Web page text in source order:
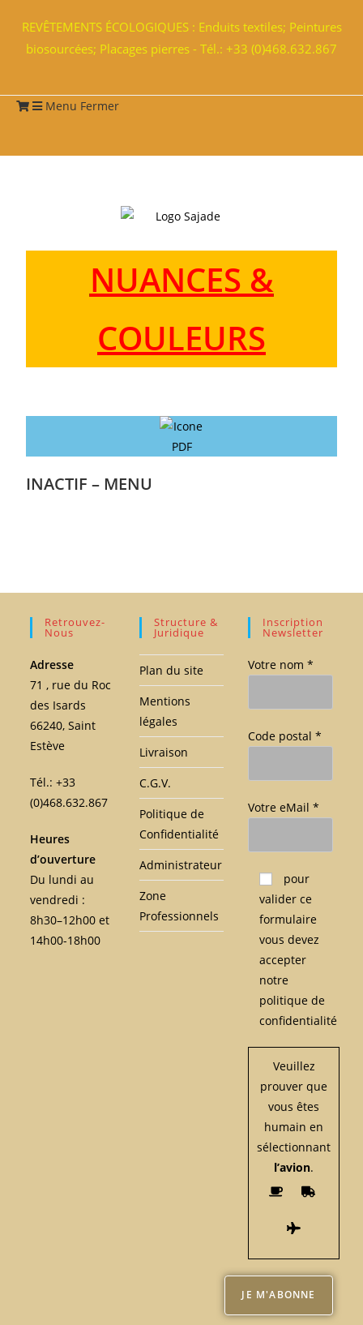
REVÊTEMENTS ÉCOLOGIQUES : Enduits textiles; Peintures
biosourcées; Placages pierres - Tél.: +33 (0)468.632.867
Menu Fermer
NUANCES &
COULEURS
INACTIF – MENU
Retrouvez-
Nous
Adresse
71 , rue du Roc
des Isards
66240, Saint
Estève
Tél.: +33
(0)468.632.867
Heures
d’ouverture
Du lundi au
vendredi :
8h30–12h00 et
14h00-18h00
Structure &
Juridique
Plan du site
Mentions
légales
Livraison
C.G.V.
Politique de
Confidentialité
Administrateur
Zone
Professionnels
Inscription
Newsletter
Votre nom *
Code postal *
Votre eMail *
Veuillez laisser ce
pour
valider ce
formulaire
vous devez
accepter
notre
politique de
confidentialité
Veuillez
prouver que
vous êtes
humain en
sélectionnant
l’avion.